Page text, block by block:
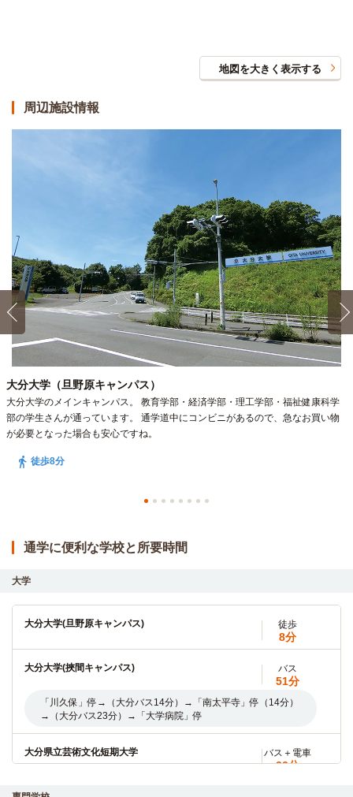
向き
東
0220号室2階
賃料
40,500円
家具家電付き
入居可能時期
即入居可
間取／面積
1K（24.8m²）
向き
備考・条件
◎初期割CP対象（～9/30まで）◎家賃もっと割4,000円
OFF・入館金なし（9万円OFF）・初月家賃最大1ヶ月分フ
リーレント ※表記条件より適用（初回契約終了は28/3/31）
仮申込 詳細
備考・条件
◎初期割CP対象（～9/30まで）◎家賃もっと割4,000円
家具家電付き
入居可能時期
即入居可
間取／面積
1K（24.8m²）
向き
西
備考・条件
◎初期割CP対象（～9/30まで）◎家賃もっと割4,000円
地図を大きく表示する
周辺施設情報
大分大学（旦野原キャンパス）
大分大学のメインキャンパス。 教育学部・経済学部・理工学部・福祉健康科学
部の学生さんが通っています。 通学道中にコンビニがあるので、急なお買い物
が必要となった場合も安心ですね。
徒歩8分
通学に便利な学校と所要時間
大学
大分大学(旦野原キャンパス) 徒歩
8分
大分大学(挾間キャンパス) バス
51分
「川久保」停→（大分バス14分）→「南太平寺」停（14分）
→（大分バス23分）→「大学病院」停
大分県立芸術文化短期大学 バス＋電車
32分